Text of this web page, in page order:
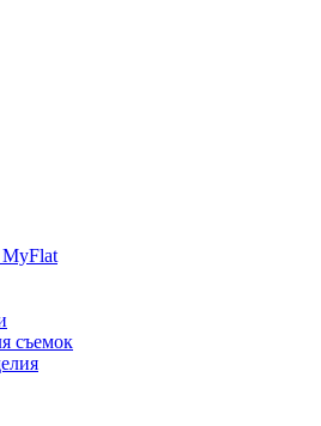
съемок